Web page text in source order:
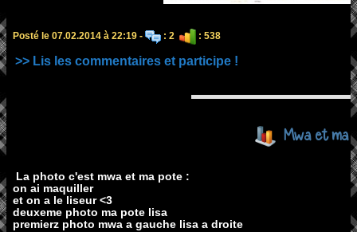
Posté le 07.02.2014 à 22:19 - : 2 : 538
>> Lis les commentaires et participe !
Mwa et
La photo c'est mwa et ma pote :
on ai maquiller
et on a le liseur <3
deuxeme photo ma pote lisa
premierz photo mwa a gauche lisa a droite